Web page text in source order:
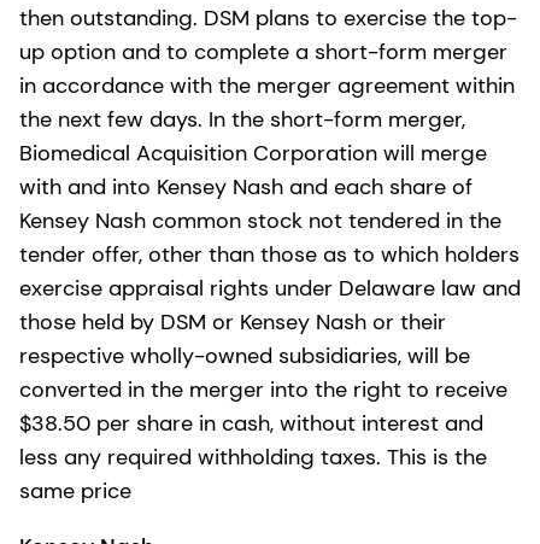
then outstanding. DSM plans to exercise the top-
up option and to complete a short-form merger
in accordance with the merger agreement within
the next few days. In the short-form merger,
Biomedical Acquisition Corporation will merge
with and into Kensey Nash and each share of
Kensey Nash common stock not tendered in the
tender offer, other than those as to which holders
exercise appraisal rights under Delaware law and
those held by DSM or Kensey Nash or their
respective wholly-owned subsidiaries, will be
converted in the merger into the right to receive
$38.50 per share in cash, without interest and
less any required withholding taxes. This is the
same price